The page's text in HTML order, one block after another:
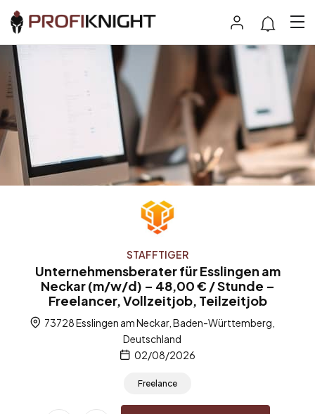
STAFFTIGER
Unternehmensberater für Esslingen am
Neckar (m/w/d) – 48,00 € / Stunde –
Freelancer, Vollzeitjob, Teilzeitjob
73728 Esslingen am Neckar, Baden-Württemberg,
Deutschland
02/08/2026
Freelance